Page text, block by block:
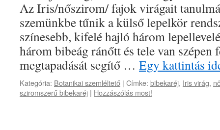
Az Iris/nőszirom/ fajok virágait
szemünkbe tűnik a külső lepelkör
színesebb, kifelé hajló három
három bibeág ránőtt és tele van szépen
megtapadását segítő … Egy kattintás
Kategória: Botanikai szemléltető | Címke: bibekaréj, Iris virág,
sziromszerű bibekaréj | Hozzászólás most!